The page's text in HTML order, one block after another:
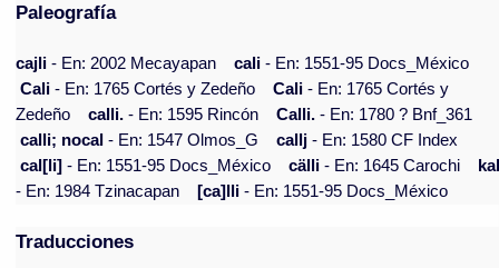
Paleografía
cajli - En: 2002 Mecayapan cali - En: 1551-95 Docs_México
Cali - En: 1765 Cortés y Zedeño Cali - En: 1765 Cortés y
Zedeño
calli. - En: 1595 Rincón Calli. - En: 1780 ? Bnf_361
calli; nocal - En: 1547 Olmos_G callj - En: 1580 CF Index
cal[li] - En: 1551-95 Docs_México cälli - En: 1645 Carochi
- En: 1984 Tzinacapan
[ca]lli - En: 1551-95 Docs_México
Traducciones